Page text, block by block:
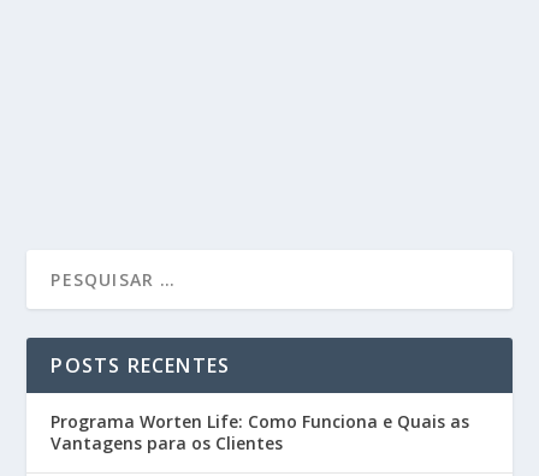
POSTS RECENTES
Programa Worten Life: Como Funciona e Quais as
Vantagens para os Clientes